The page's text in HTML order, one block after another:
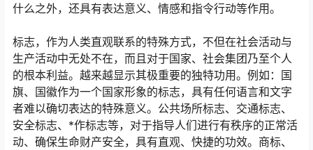
什么之外，还具有表达意义、情感和指令行动等作用。
标志，作为人类直观联系的特殊方式，不但在社会活动与
生产活动中无处不在，而且对于国家、社会集团乃至个人
的根本利益。越来越显示其极重要的独特功用。例如：国
旗、国徽作为一个国家形象的标志，具有任何语言和文字
者难以确切表达的特殊意义。公共场所标志、交通标志、
安全标志、*作标志等，对于指导人们进行有秩序的正常活
动、确保生命财产安全，具有直观、快捷的功效。商标、